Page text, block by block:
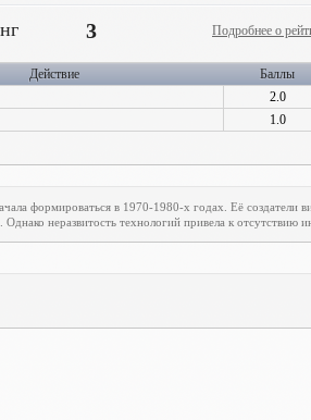
3 Подробнее о
Действие
Баллы
2.0
1.0
формироваться в 1970-1980-х годах. Её
Однако неразвитость технологий привела к отсутствию